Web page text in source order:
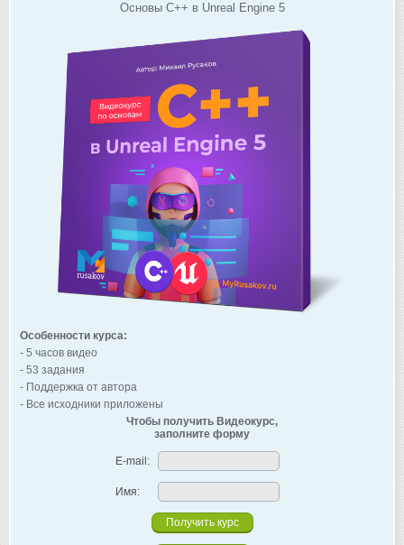
Основы C++ в Unreal Engine 5
Особенности курса:
- 5 часов видео
- 53 задания
- Поддержка от автора
- Все исходники приложены
Чтобы получить Видеокурс,
заполните форму
E-mail:
Имя: